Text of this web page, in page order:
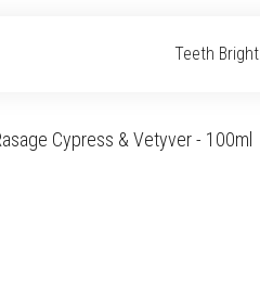
Teeth Bright
Cypress & Vetyver - 100ml